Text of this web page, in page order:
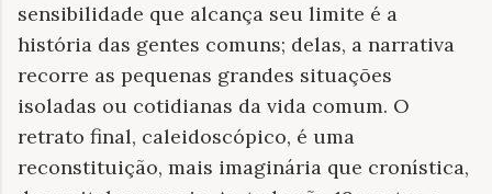
sensibilidade que alcança seu limite é a
história das gentes comuns; delas, a narrativa
recorre as pequenas grandes situações
isoladas ou cotidianas da vida comum. O
retrato final, caleidoscópico, é uma
reconstituição, mais imaginária que cronística,